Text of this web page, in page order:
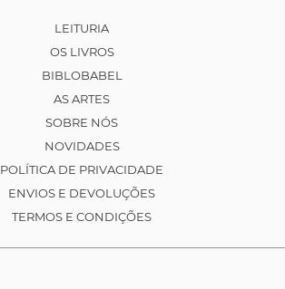
LEITURIA
OS LIVROS
BIBLOBABEL
AS ARTES
SOBRE NÓS
NOVIDADES
POLÍTICA DE PRIVACIDADE
ENVIOS E DEVOLUÇÕES
TERMOS E CONDIÇÕES